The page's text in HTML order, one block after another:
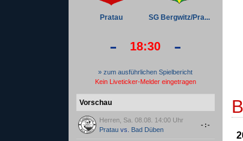
Pratau SG Bergwitz/Pra...
- 18:30 -
» zum ausführlichen Spielbericht
Kein Liveticker-Melder eingetragen
Vorschau
Herren, Sa. 08.08. 14:00 Uhr
Pratauvs. Bad Düben
-:-